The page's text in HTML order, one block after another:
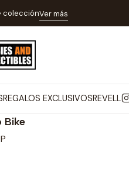
REGALOS EXCLUSIVOSREVELL
colecciónVer más
COUNTRY
Bike